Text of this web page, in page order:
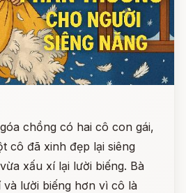
chồng có hai cô con gái,
cô đã xinh đẹp lại siêng
xấu xí lại lười biếng. Bà
lười biếng hơn vì cô là